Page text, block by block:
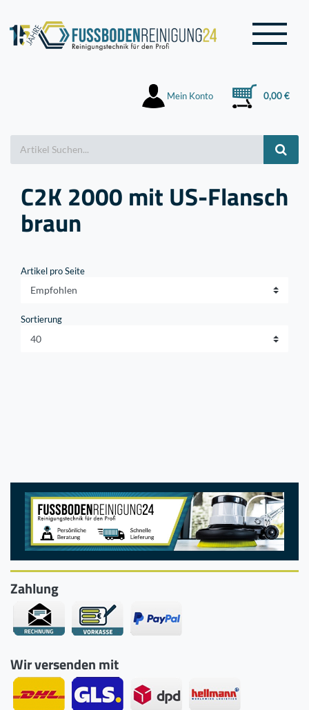
Mein Konto 0,00 €
C2K 2000 mit US-Flansch
braun
Artikel pro Seite
Sortierung
Zahlung
Wir versenden mit